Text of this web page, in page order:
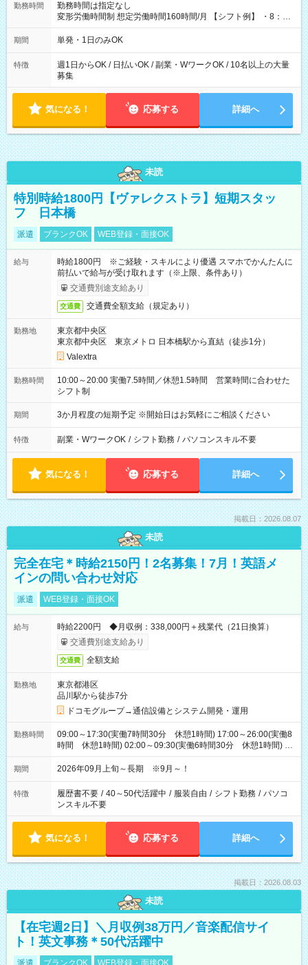
勤務時間
勤務時間は指定なし
変形労働時間制 想定労働時間160時間/月 【シフト例】 ・8：00
～21：00
期間 単発・1日のみOK
特徴
週1日からOK / 日払いOK / 副業・WワークOK / 10名以上の大量
募集
気になる！ 応募する 詳細へ
未読
特別時給1800円【ヴァレクストラ】短期スタッ
フ 日本橋
派遣 ブランクOK WEB登録・面接OK
給与
時給1800円 ※ご経験・スキルにより優遇 スマホでかんたんに
前払いで給与が受け取れます（※上限、条件あり）
交通費別途支給あり
交通費 交通費全額支給（規定あり）
勤務地
東京都中央区
東京都中央区 東京メトロ 日本橋駅から直結（徒歩1分）
Valextra
勤務時間
10:00～20:00 実働7.5時間／休憩1.5時間 営業時間に合わせた
シフト制
期間 3か月程度の短期予定 ※開始日はお気軽にご相談ください
特徴 副業・WワークOK / シフト勤務 / パソコンスキル不要
気になる！ 応募する 詳細へ
掲載日：2026.08.07
未読
完全在宅＊時給2150円！2名募集！7月！英語メ
インの問い合わせ対応
派遣 WEB登録・面接OK
給与
時給2200円 ◆月収例：338,000円＋残業代（21日換算）
交通費別途支給あり
交通費 全額支給
勤務地
東京都港区
品川駅から徒歩7分
ドコモグループ→通信設備とシステム開発・運用
勤務時間
09:00～17:30(実働7時間30分 休憩1時間) 17:00～26:00(実働8
時間 休憩1時間) 02:00～09:30(実働6時間30分 休憩1時間) ※
日勤は就業時間1/夜勤は就業時間2.3を連続で行って頂きます
期間 2026年09月上旬～長期 ※9月～！
特徴 履歴書不要 / 40～50代活躍中 / 服装自由 / シフト勤務 / パソコ
ンスキル不要
気になる！ 応募する 詳細へ
掲載日：2026.08.03
未読
【在宅週2日】＼月収例38万円／音楽配信サイ
ト！英文事務＊50代活躍中
派遣 ブランクOK WEB登録・面接OK